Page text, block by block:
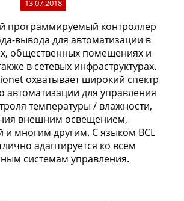
13.07.2018
программируемый контроллер
вывода для автоматизации в
общественных помещениях и
в сетевых инфраструктурах.
охватывает широкий спектр
автоматизации для управления
температуры / влажности,
внешним освещением,
и многим другим. С языком BCL
адаптируется ко всем
системам управления.